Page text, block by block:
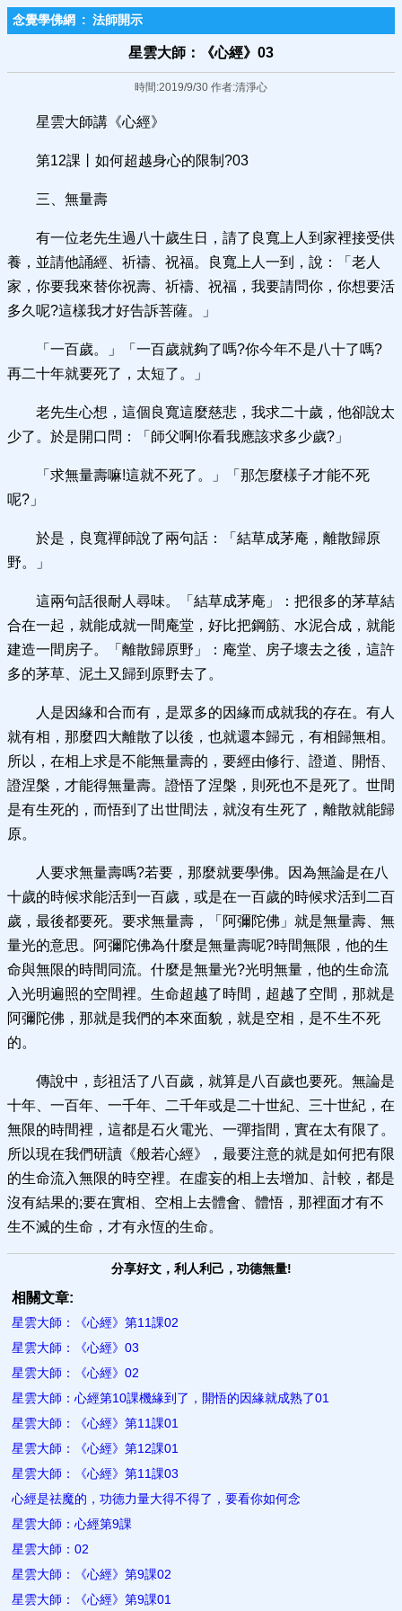
念覺學佛網 : 法師開示
星雲大師：《心經》03
時間:2019/9/30 作者:清淨心
星雲大師講《心經》
第12課丨如何超越身心的限制?03
三、無量壽
有一位老先生過八十歲生日，請了良寬上人到家裡接受供
養，並請他誦經、祈禱、祝福。良寬上人一到，說：「老人
家，你要我來替你祝壽、祈禱、祝福，我要請問你，你想要活
多久呢?這樣我才好告訴菩薩。」
「一百歲。」「一百歲就夠了嗎?你今年不是八十了嗎?
再二十年就要死了，太短了。」
老先生心想，這個良寬這麼慈悲，我求二十歲，他卻說太
少了。於是開口問：「師父啊!你看我應該求多少歲?」
「求無量壽嘛!這就不死了。」「那怎麼樣子才能不死
呢?」
於是，良寬禪師說了兩句話：「結草成茅庵，離散歸原
野。」
這兩句話很耐人尋味。「結草成茅庵」：把很多的茅草結
合在一起，就能成就一間庵堂，好比把鋼筋、水泥合成，就能
建造一間房子。「離散歸原野」：庵堂、房子壞去之後，這許
多的茅草、泥土又歸到原野去了。
人是因緣和合而有，是眾多的因緣而成就我的存在。有人
就有相，那麼四大離散了以後，也就還本歸元，有相歸無相。
所以，在相上求是不能無量壽的，要經由修行、證道、開悟、
證涅槃，才能得無量壽。證悟了涅槃，則死也不是死了。世間
是有生死的，而悟到了出世間法，就沒有生死了，離散就能歸
原。
人要求無量壽嗎?若要，那麼就要學佛。因為無論是在八
十歲的時候求能活到一百歲，或是在一百歲的時候求活到二百
歲，最後都要死。要求無量壽，「阿彌陀佛」就是無量壽、無
量光的意思。阿彌陀佛為什麼是無量壽呢?時間無限，他的生
命與無限的時間同流。什麼是無量光?光明無量，他的生命流
入光明遍照的空間裡。生命超越了時間，超越了空間，那就是
阿彌陀佛，那就是我們的本來面貌，就是空相，是不生不死
的。
傳說中，彭祖活了八百歲，就算是八百歲也要死。無論是
十年、一百年、一千年、二千年或是二十世紀、三十世紀，在
無限的時間裡，這都是石火電光、一彈指間，實在太有限了。
所以現在我們研讀《般若心經》，最要注意的就是如何把有限
的生命流入無限的時空裡。在虛妄的相上去增加、計較，都是
沒有結果的;要在實相、空相上去體會、體悟，那裡面才有不
生不滅的生命，才有永恆的生命。
分享好文，利人利己，功德無量!
相關文章:
星雲大師：《心經》第11課02
星雲大師：《心經》03
星雲大師：《心經》02
星雲大師：心經第10課機緣到了，開悟的因緣就成熟了01
星雲大師：《心經》第11課01
星雲大師：《心經》第12課01
星雲大師：《心經》第11課03
心經是祛魔的，功德力量大得不得了，要看你如何念
星雲大師：心經第9課
星雲大師：02
星雲大師：《心經》第9課02
星雲大師：《心經》第9課01